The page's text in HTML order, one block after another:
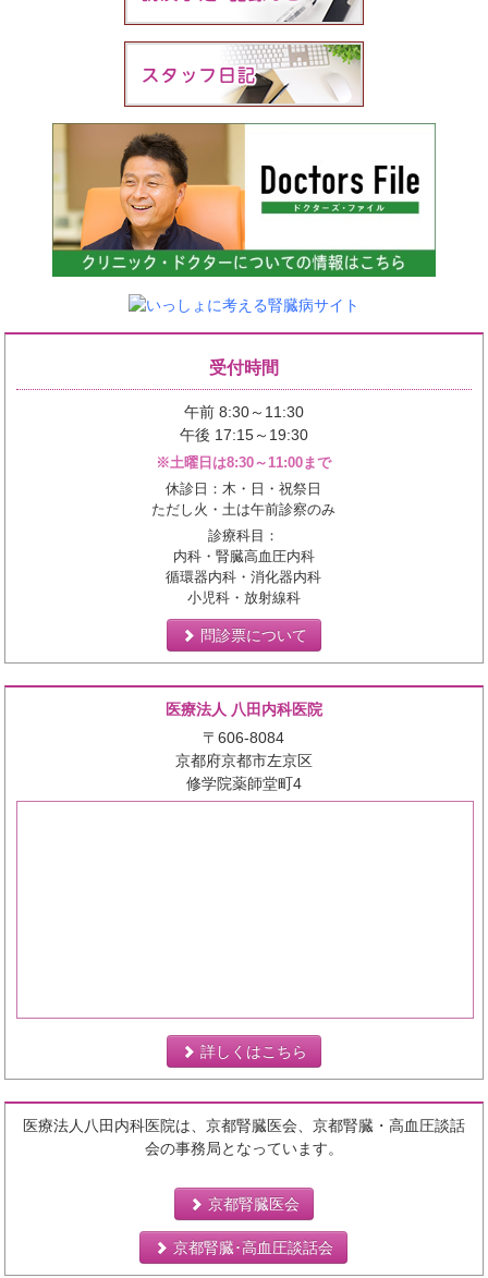
受付時間
午前 8:30～11:30
午後 17:15～19:30
※土曜日は8:30～11:00まで
休診日：木・日・祝祭日
ただし火・土は午前診察のみ
診療科目：
内科・腎臓高血圧内科
循環器内科・消化器内科
小児科・放射線科
問診票について
医療法人 八田内科医院
〒606-8084
京都府京都市左京区
修学院薬師堂町4
詳しくはこちら
医療法人八田内科医院は、京都腎臓医会、京都腎臓・高血圧談話
会の事務局となっています。
京都腎臓医会
京都腎臓･高血圧談話会